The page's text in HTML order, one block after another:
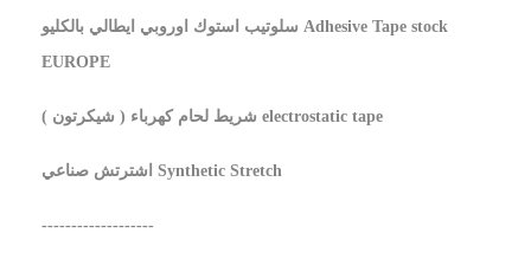
سلوتيب استوك اوروبي ايطالي بالكليو Adhesive Tape stock
EUROPE
شريط لحام كهرباء ( شيكرتون ) electrostatic tape
اشترتش صناعي Synthetic Stretch
-------------------